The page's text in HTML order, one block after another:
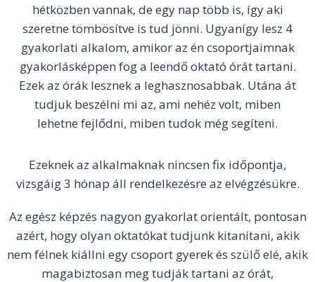
hétközben vannak, de egy nap több is, így aki
szeretne tömbösítve is tud jönni. Ugyanígy lesz 4
gyakorlati alkalom, amikor az én csoportjaimnak
gyakorlásképpen fog a leendő oktató órát tartani.
Ezek az órák lesznek a leghasznosabbak. Utána át
tudjuk beszélni mi az, ami nehéz volt, miben
lehetne fejlődni, miben tudok még segíteni.
Ezeknek az alkalmaknak nincsen fix időpontja,
vizsgáig 3 hónap áll rendelkezésre az elvégzésükre.
Az egész képzés nagyon gyakorlat orientált, pontosan
azért, hogy olyan oktatókat tudjunk kitanítani, akik
nem félnek kiállni egy csoport gyerek és szülő elé, akik
magabiztosan meg tudják tartani az órát,